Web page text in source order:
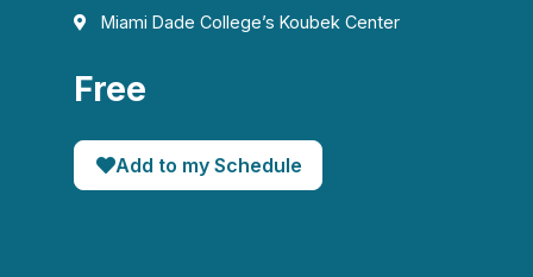
Miami Dade College’s Koubek Center
Free
Add to my Schedule